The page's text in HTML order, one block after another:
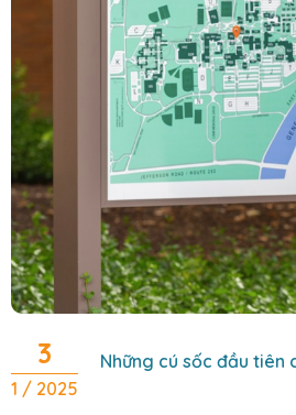
3
1 / 2025
Những cú sốc đầu tiên